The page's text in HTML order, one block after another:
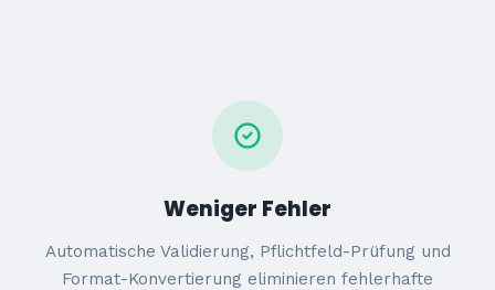
Weniger Fehler
Automatische Validierung, Pflichtfeld-Prüfung und
Format-Konvertierung eliminieren fehlerhafte